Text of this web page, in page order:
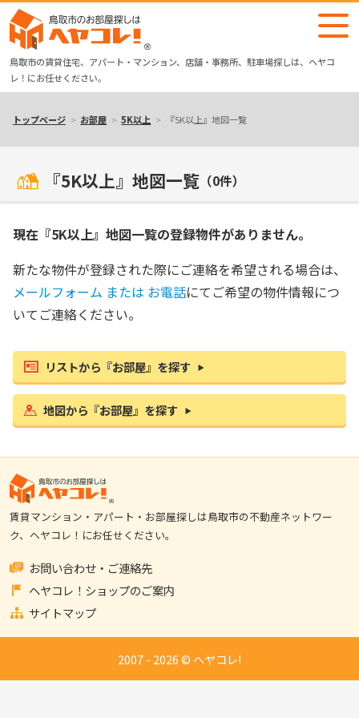
鳥取市の賃貸住宅、アパート・マンション、店舗・事務所、駐車場探しは、ヘヤコ
レ！にお任せください。
トップページ お部屋 5K以上 『5K以上』地図一覧
『5K以上』地図一覧 （0件）
現在『5K以上』地図一覧の登録物件がありません。
新たな物件が登録された際にご連絡を希望される場合は、
メールフォーム または お電話にてご希望の物件情報につ
いてご連絡ください。
リストから『お部屋』を探す
地図から『お部屋』を探す
賃貸マンション・アパート・お部屋探しは鳥取市の不動産ネットワー
ク、ヘヤコレ！にお任せください。
お問い合わせ・ご連絡先
ヘヤコレ！ショップのご案内
サイトマップ
2007 - 2026 © ヘヤコレ!